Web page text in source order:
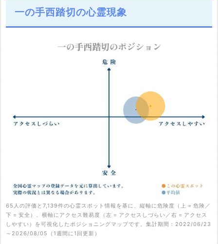
一の手西踏切の心霊現象
65人の評価と7,139件の心霊スポット情報を基に、縦軸に危険度（上 = 危険／
下 = 安全）、横軸にアクセス難易度（左 = アクセスしづらい／右 = アクセス
しやすい）を可視化したポジショニングマップです。集計期間：2022/06/23
～2026/08/05（1週間に1回更新）